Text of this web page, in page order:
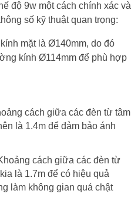
độ 9w một cách chính xác và
số kỹ thuật quan trọng:
mặt là Ø140mm, do đó
kính Ø114mm để phù hợp
cách giữa các đèn từ tâm
là 1.4m để đảm bảo ánh
cách giữa các đèn từ
là 1.7m để có hiệu quả
làm không gian quá chật